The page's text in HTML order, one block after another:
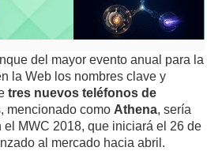
del mayor evento anual para la
la Web los nombres clave y
tres nuevos teléfonos de
mencionado como Athena, sería
el MWC 2018, que iniciará el 26 de
al mercado hacia abril.